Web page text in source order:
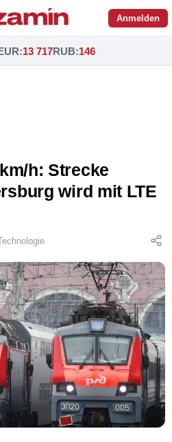
Anmelden
:13 717RUB:146
h: Strecke
wird mit LTE